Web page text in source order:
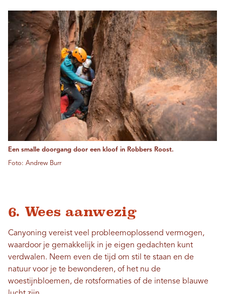
Een smalle doorgang door een kloof in Robbers Roost.
Foto: Andrew Burr
6. Wees aanwezig
Canyoning vereist veel probleemoplossend vermogen,
waardoor je gemakkelijk in je eigen gedachten kunt
verdwalen. Neem even de tijd om stil te staan ​​en de
natuur voor je te bewonderen, of het nu de
woestijnbloemen, de rotsformaties of de intense blauwe